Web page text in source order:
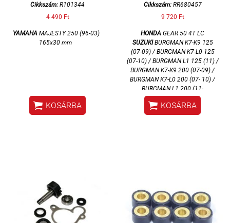
Cikkszám: R101344
4 490 Ft
YAMAHA MAJESTY 250 (96-03)
165x30 mm
 KOSÁRBA
Cikkszám:RR680457
9 720 Ft
HONDA GEAR 50 4T LC
SUZUKIBURGMAN K7-K9 125
(07-09) / BURGMAN K7-L0 125
(07-10) / BURGMAN L1 125 (11) /
BURGMAN K7-K9 200 (07-09) /
BURGMAN K7-L0 200 (07- 10) /
BURGMAN L1 200 (11-
12) SIXTEEN K8-L0 125 (08-10) /
SIXTEEN L1 125 (11)
YAMAHAMAJESTY 400 (04-11)
 KOSÁRBA